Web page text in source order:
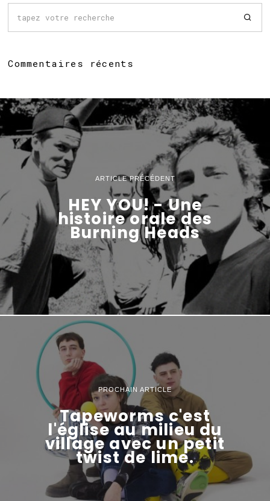
Commentaires récents
ARTICLE PRÉCÉDENT
HEY YOU! - Une
histoire orale des
Burning Heads
PROCHAIN ARTICLE
Tapeworms c'est
l'église au milieu du
village avec un petit
twist de lime.